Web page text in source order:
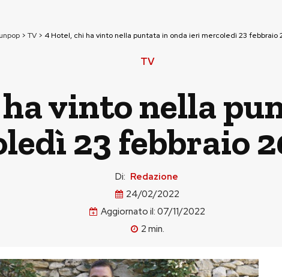
> TV > 4 Hotel, chi ha vinto nella puntata in onda ieri mercoledì 23 febbraio
TV
vinto nella
23 febbraio
Di: Redazione
24/02/2022
Aggiornato il: 07/11/2022
2 min.